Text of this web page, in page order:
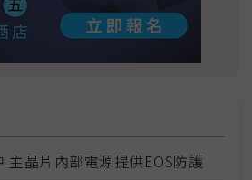
主晶片內部電源提供EOS防護